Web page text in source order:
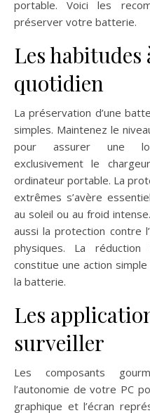
portable. Voici les
préserver votre batterie.
Les habitudes
quotidien
La préservation d’une
simples. Maintenez le
pour assurer une
exclusivement le
ordinateur portable. La
extrêmes s’avère
au soleil ou au froid
aussi la protection contre
physiques. La
constitue une action
la batterie.
Les
surveiller
Les composants
l’autonomie de votre PC
graphique et l’écran